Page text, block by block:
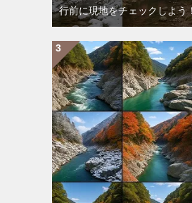
行前に現地をチェックしよう